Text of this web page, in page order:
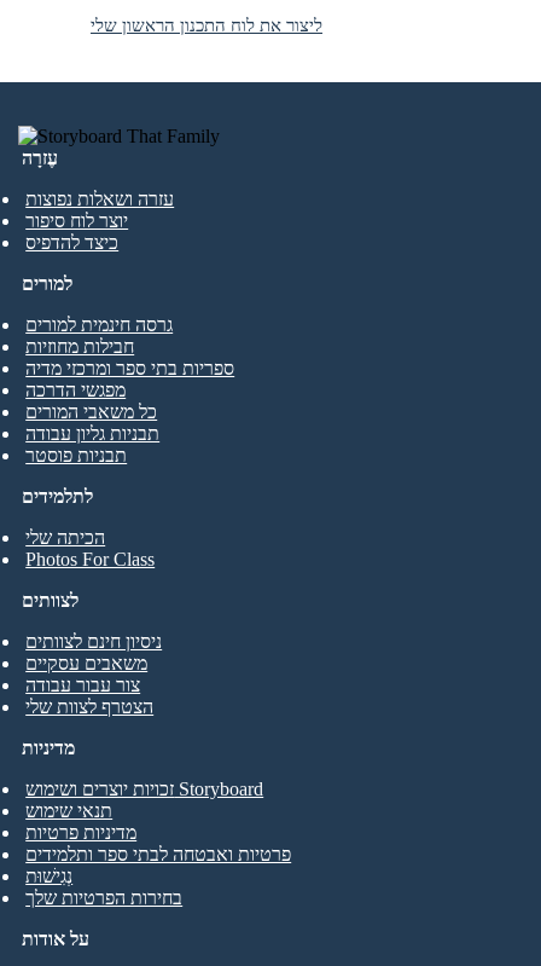
ליצור את לוח התכנון הראשון שלי
עֶזרָה
עזרה ושאלות נפוצות
יוצר לוח סיפור
כיצד להדפיס
לתלמידים
הכיתה שלי
Photos For Class
למורים
גרסה חינמית למורים
חבילות מחוזיות
ספריות בתי ספר ומרכזי מדיה
מפגשי הדרכה
כל משאבי המורים
תבניות גליון עבודה
תבניות פוסטר
לצוותים
ניסיון חינם לצוותים
משאבים עסקיים
צור עבור עבודה
הצטרף לצוות שלי
על אודות
מדיניות
זכויות יוצרים ושימוש Storyboard
תנאי שימוש
מדיניות פרטיות
פרטיות ואבטחה לבתי ספר ותלמידים
נְגִישׁוּת
בחירות הפרטיות שלך